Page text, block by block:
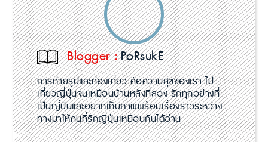
Blogger :PoRsukE
การถ่ายรูปและท่องเที่ยว คือความสุขของเรา ไป
เที่ยวญี่ปุ่นจนเหมือนบ้านหลังที่สอง รักทุกอย่างที่
เป็นญี่ปุ่นและอยากเก็บภาพพร้อมเรื่องราวระหว่าง
ทางมาให้คนที่รักญี่ปุ่นเหมือนกันได้อ่าน